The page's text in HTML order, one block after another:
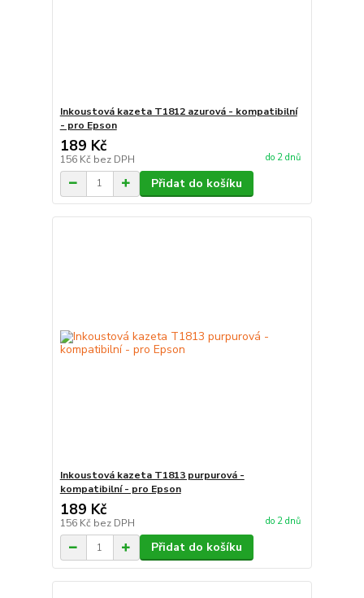
Inkoustová kazeta T1812 azurová - kompatibilní
- pro Epson
189 Kč
156 Kč bez DPH do 2 dnů
Přidat do košíku
Inkoustová kazeta T1813 purpurová -
kompatibilní - pro Epson
189 Kč
156 Kč bez DPH do 2 dnů
Přidat do košíku